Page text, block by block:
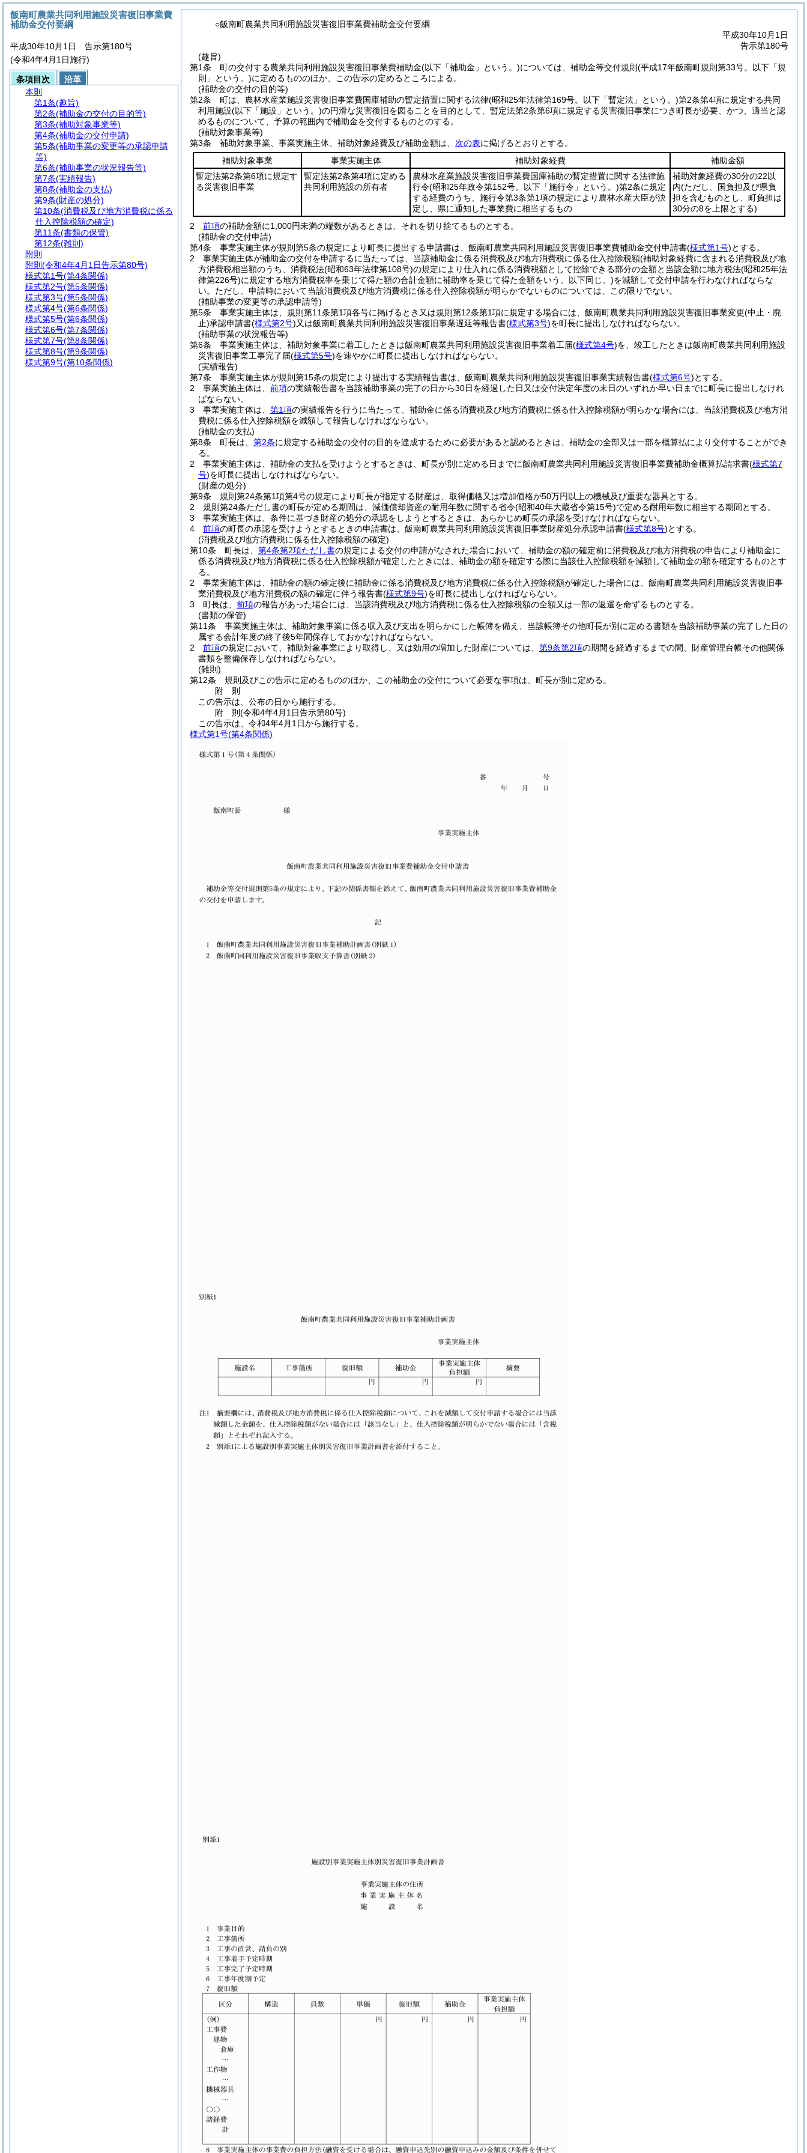
○飯南町農業共同利用施設災害復旧事業費補助金交付要綱
平成30年10月1日
告示第180号
(趣旨)
第1条
町の交付する農業共同利用施設災害復旧事業費補助金(以下「補助金」という。)については、補助金等交付規則 (平成17年飯南町規則第33号。以下「規
則」という。)に定めるもののほか、この告示の定めるところによる。
(補助金の交付の目的等)
第2条
町は、農林水産業施設災害復旧事業費国庫補助の暫定措置に関する法律(昭和25年法律第169号。以下「暫定法」という。)第2条第4項に規定する共同
利用施設(以下「施設」という。)の円滑な災害復旧を図ることを目的として、暫定法第2条第6項に規定する災害復旧事業につき町長が必要、かつ、適当と認
めるものについて、予算の範囲内で補助金を交付するものとのする。
(補助対象事業等)
第3条
補助対象事業、事業実施主体、補助対象経費及び補助金額は、 次の表に掲げるとおりとする。
補助対象事業
事業実施主体 補助対象経費
補助金額
暫定法第2条第6項に規定す
る災害復旧事業
暫定法第2条第4項に定める
共同利用施設の所有者
農林水産業施設災害復旧事業費国庫補助の暫定措置に関する法律施
行令(昭和25年政令第152号。以下「施行令」という。)第2条に規定
する経費のうち、施行令第3条第1項の規定により農林水産大臣が決
定し、県に通知した事業費に相当するもの
補助対象経費の30分の22以
内(ただし、国負担及び県負
担を含むものとし、町負担は
30分の8を上限とする)
2
前項の補助金額に1,000円未満の端数があるときは、それを切り捨てるものとする。
(補助金の交付申請)
第4条
事業実施主体が規則第5条の規定により町長に提出する申請書は、飯南町農業共同利用施設災害復旧事業費補助金交付申請書(様式第1号)とする。
2
事業実施主体が補助金の交付を申請するに当たっては、当該補助金に係る消費税及び地方消費税に係る仕入控除税額(補助対象経費に含まれる消費税及び地
方消費税相当額のうち、消費税法(昭和63年法律第108号)の規定により仕入れに係る消費税額として控除できる部分の金額と当該金額に地方税法(昭和25年法
律第226号)に規定する地方消費税率を乗じて得た額の合計金額に補助率を乗じて得た金額をいう。以下同じ。)を減額して交付申請を行わなければならな
い。 ただし、申請時において当該消費税及び地方消費税に係る仕入控除税額が明らかでないものについては、この限りでない。
(補助事業の変更等の承認申請等)
第5条
事業実施主体は、規則第11条第1項各号に掲げるとき又は規則第12条第1項に規定する場合には、飯南町農業共同利用施設災害復旧事業変更(中止・廃
止)承認申請書(様式第2号)又は飯南町農業共同利用施設災害復旧事業遅延等報告書(様式第3号)を町長に提出しなければならない。
(補助事業の状況報告等)
第6条
事業実施主体は、補助対象事業に着工したときは飯南町農業共同利用施設災害復旧事業着工届(様式第4号)を、竣工したときは飯南町農業共同利用施設
災害復旧事業工事完了届(様式第5号)を速やかに町長に提出しなければならない。
(実績報告)
第7条
事業実施主体が規則第15条の規定により提出する実績報告書は、飯南町農業共同利用施設災害復旧事業実績報告書(様式第6号)とする。
2
事業実施主体は、 前項の実績報告書を当該補助事業の完了の日から30日を経過した日又は交付決定年度の末日のいずれか早い日までに町長に提出しなけれ
ばならない。
3
事業実施主体は、 第1項の実績報告を行うに当たって、補助金に係る消費税及び地方消費税に係る仕入控除税額が明らかな場合には、当該消費税及び地方消
費税に係る仕入控除税額を減額して報告しなければならない。
(補助金の支払)
第8条
町長は、 第2条に規定する補助金の交付の目的を達成するために必要があると認めるときは、補助金の全部又は一部を概算払により交付することができ
る。
2
事業実施主体は、補助金の支払を受けようとするときは、町長が別に定める日までに飯南町農業共同利用施設災害復旧事業費補助金概算払請求書(様式第7
号)を町長に提出しなければならない。
(財産の処分)
第9条
規則第24条第1項第4号の規定により町長が指定する財産は、取得価格又は増加価格が50万円以上の機械及び重要な器具とする。
2
規則第24条ただし書の町長が定める期間は、減価償却資産の耐用年数に関する省令(昭和40年大蔵省令第15号)で定める耐用年数に相当する期間とする。
3
事業実施主体は、条件に基づき財産の処分の承認をしようとするときは、あらかじめ町長の承認を受けなければならない。
4
前項の町長の承認を受けようとするときの申請書は、飯南町農業共同利用施設災害復旧事業財産処分承認申請書(様式第8号)とする。
(消費税及び地方消費税に係る仕入控除税額の確定)
第10条
町長は、 第4条第2項ただし書の規定による交付の申請がなされた場合において、補助金の額の確定前に消費税及び地方消費税の申告により補助金に
係る消費税及び地方消費税に係る仕入控除税額が確定したときには、補助金の額を確定する際に当該仕入控除税額を減額して補助金の額を確定するものとす
る。
2
事業実施主体は、補助金の額の確定後に補助金に係る消費税及び地方消費税に係る仕入控除税額が確定した場合には、飯南町農業共同利用施設災害復旧事
業消費税及び地方消費税の額の確定に伴う報告書(様式第9号)を町長に提出しなければならない。
3
町長は、 前項の報告があった場合には、当該消費税及び地方消費税に係る仕入控除税額の全額又は一部の返還を命ずるものとする。
(書類の保管)
第11条
事業実施主体は、補助対象事業に係る収入及び支出を明らかにした帳簿を備え、当該帳簿その他町長が別に定める書類を当該補助事業の完了した日の
属する会計年度の終了後5年間保存しておかなければならない。
2
前項の規定において、補助対象事業により取得し、又は効用の増加した財産については、 第9条第2項の期間を経過するまでの間、財産管理台帳その他関係
書類を整備保存しなければならない。
(雑則)
第12条
規則及びこの告示に定めるもののほか、この補助金の交付について必要な事項は、町長が別に定める。
附 則
この告示は、公布の日から施行する。
附 則(令和4年4月1日告示第80号)
この告示は、令和4年4月1日から施行する。
様式第1号(第4条関係)
飯南町農業共同利用施設災害復旧事業費
補助金交付要綱
平成30年10月1日 告示第180号
(令和4年4月1日施行)
条項目次
沿革
本則
第1条(趣旨)
第2条(補助金の交付の目的等)
第3条(補助対象事業等)
第4条(補助金の交付申請)
第5条(補助事業の変更等の承認申請
等)
第6条(補助事業の状況報告等)
第7条(実績報告)
第8条(補助金の支払)
第9条(財産の処分)
第10条(消費税及び地方消費税に係る
仕入控除税額の確定)
第11条(書類の保管)
第12条(雑則)
附則
附則 (令和4年4月1日告示第80号)
様式第1号(第4条関係)
様式第2号(第5条関係)
様式第3号(第5条関係)
様式第4号(第6条関係)
様式第5号(第6条関係)
様式第6号(第7条関係)
様式第7号(第8条関係)
様式第8号(第9条関係)
様式第9号(第10条関係)